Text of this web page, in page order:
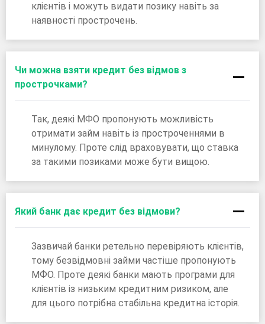
клієнтів і можуть видати позику навіть за
наявності прострочень.
Чи можна взяти кредит без відмов з
прострочками?
Так, деякі МФО пропонують можливість
отримати займ навіть із простроченнями в
минулому. Проте слід враховувати, що ставка
за такими позиками може бути вищою.
Який банк дає кредит без відмови?
Зазвичай банки ретельно перевіряють клієнтів,
тому безвідмовні займи частіше пропонують
МФО. Проте деякі банки мають програми для
клієнтів із низьким кредитним ризиком, але
для цього потрібна стабільна кредитна історія.